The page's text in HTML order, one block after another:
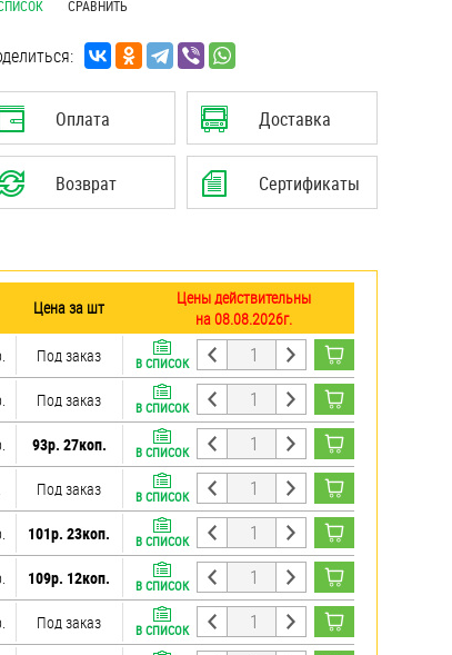
СРАВНИТЬ
Оплата Доставка
Возврат Сертификаты
Цена за шт
Цены действительны
на 08.08.2026г.
Под заказ В СПИСОК
Под заказ В СПИСОК
93р. 27коп. В СПИСОК
Под заказ В СПИСОК
101р. 23коп. В СПИСОК
109р. 12коп. В СПИСОК
Под заказ В СПИСОК